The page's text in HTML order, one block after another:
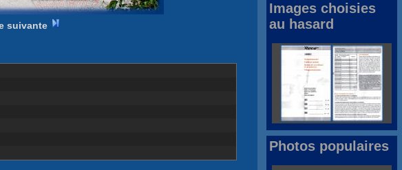
Images choisies
au hasard
Photos populaires